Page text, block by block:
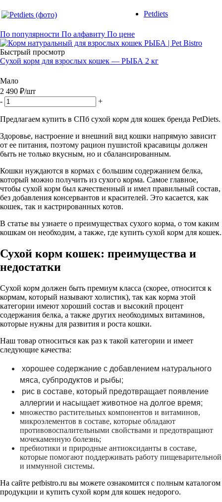
Petdiets
По популярности По алфавиту По цене
Быстрый просмотр
Сухой корм для взрослых кошек — РЫБА 2 кг
Мало
2 490 ₽/шт
-
+
Предлагаем купить в СПб сухой корм для кошек бренда PetDiets.
Здоровье, настроение и внешний вид кошки напрямую зависит
от ее питания, поэтому рацион пушистой красавицы должен
быть не только вкусным, но и сбалансированным.
Кошки нуждаются в кормах с большим содержанием белка,
который можно получить из сухого корма. Самое главное,
чтобы сухой корм был качественный и имел правильный состав,
без добавления консервантов и красителей. Это касается, как
кошек, так и кастрированных котов.
В статье вы узнаете о преимуществах сухого корма, о том каким
кошкам он необходим, а также, где купить сухой корм для кошек.
Сухой корм кошек: преимущества и
недостатки
Сухой корм должен быть премиум класса (скорее, относится к
кормам, который называют холистик), так как корма этой
категории имеют хороший состав и высокий процент
содержания белка, а также других необходимых витаминов,
которые нужны для развития и роста кошки.
Наш товар относиться как раз к такой категории и имеет
следующие качества:
хорошее содержание с добавлением натурального
мяса, субпродуктов и рыбы;
рис в составе, который предотвращает появление
аллергии и насыщает животное на долгое время;
множество растительных компонентов и витаминов,
микроэлементов в составе, которые обладают
противовоспалительными свойствами и предотвращают
мочекаменную болезнь;
пребиотики и природные антиоксиданты в составе,
которые помогают поддерживать работу пищеварительной
и иммунной системы.
На сайте petbistro.ru вы можете ознакомится с полным каталогом
продукции и купить сухой корм для кошек недорого.